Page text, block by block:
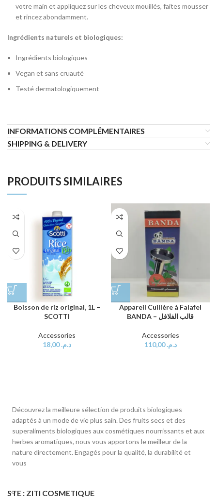
votre main et appliquez sur les cheveux mouillés, faites mousser
et rincez abondamment.
Ingrédients naturels et biologiques:
Ingrédients biologiques
Vegan et sans cruauté
Testé dermatologiquement
INFORMATIONS COMPLÉMENTAIRES
SHIPPING & DELIVERY
PRODUITS SIMILAIRES
Boisson de riz original, 1L –
SCOTTI
Accessories
د.م.18,00
Appareil Cuillère à Falafel
BANDA – قالب الفلافل
Accessories
د.م.110,00
Découvrez la meilleure sélection de produits biologiques
adaptés à un mode de vie plus sain. Des fruits secs et des
superaliments biologiques aux cosmétiques nourrissants et aux
herbes aromatiques, nous vous apportons le meilleur de la
nature directement. Engagés pour la qualité, la durabilité et
vous
STE : ZITI COSMETIQUE